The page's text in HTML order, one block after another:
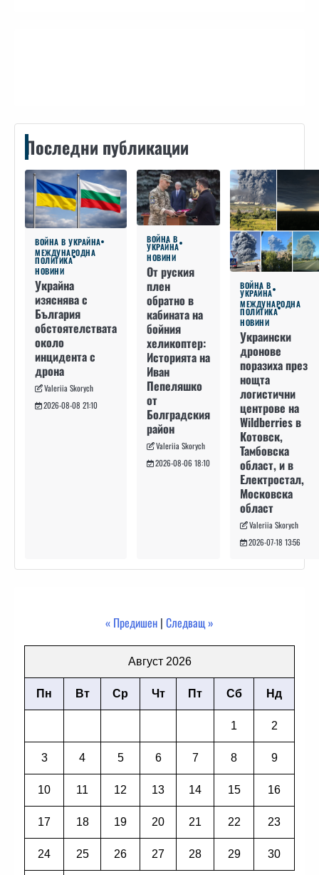
Последни публикации
ВОЙНА В УКРАЙНА
МЕЖДУНАРОДНА
ПОЛИТИКА
НОВИНИ
Украйна
изяснява с
България
обстоятелствата
около
инцидента с
дрона
Valeriia Skorych
2026-08-08 21:10
ВОЙНА В
УКРАЙНА
НОВИНИ
От руския
плен
обратно в
кабината на
бойния
хеликоптер:
Историята на
Иван
Пепеляшко
от
Болградския
район
Valeriia Skorych
2026-08-06 18:10
ВОЙНА В
УКРАЙНА
МЕЖДУНАРОДНА
ПОЛИТИКА
НОВИНИ
Украински
дронове
поразиха през
нощта
логистични
центрове на
Wildberries в
Котовск,
Тамбовска
област, и в
Електростал,
Московска
област
Valeriia Skorych
2026-07-18 13:56
« Предишен | Следващ »
Август 2026
Пн Вт Ср Чт Пт Сб Нд
1 2
3 4 5 6 7 8 9
10 11 12 13 14 15 16
17 18 19 20 21 22 23
24 25 26 27 28 29 30